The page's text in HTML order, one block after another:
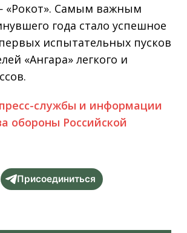
«Рокот». Самым важным
года стало успешное
испытательных пусков
«Ангара» легкого и
службы и информации
обороны Российской
Присоединиться